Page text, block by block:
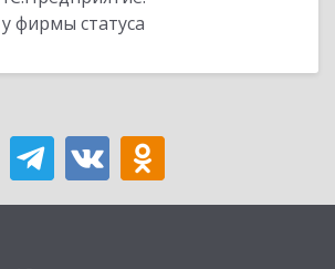
фирмы статуса